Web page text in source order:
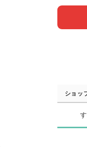
ショッ